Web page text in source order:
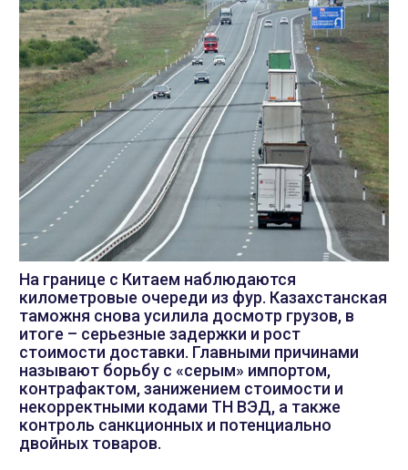
На границе с Китаем наблюдаются
километровые очереди из фур. Казахстанская
таможня снова усилила досмотр грузов, в
итоге – серьезные задержки и рост
стоимости доставки. Главными причинами
называют борьбу с «серым» импортом,
контрафактом, занижением стоимости и
некорректными кодами ТН ВЭД, а также
контроль санкционных и потенциально
двойных товаров.